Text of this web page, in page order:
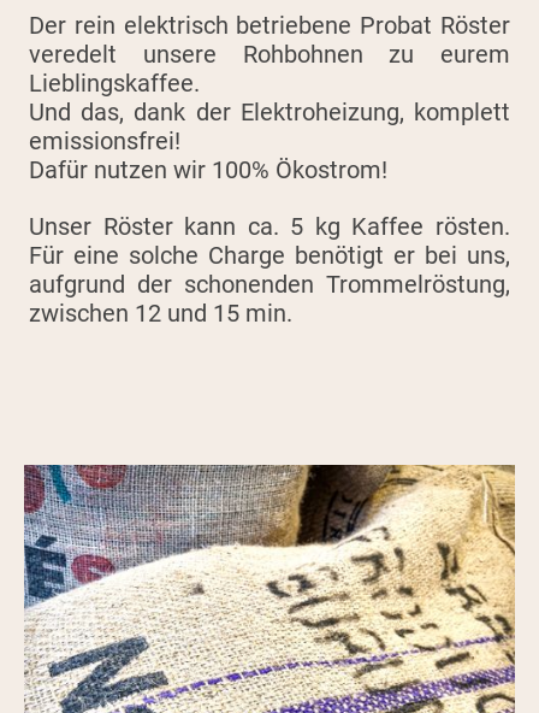
Der rein elektrisch betriebene Probat Röster
veredelt unsere Rohbohnen zu eurem
Lieblingskaffee.
Und das, dank der Elektroheizung, komplett
emissionsfrei!
Dafür nutzen wir 100% Ökostrom!
Unser Röster kann ca. 5 kg Kaffee rösten.
Für eine solche Charge benötigt er bei uns,
aufgrund der schonenden Trommelröstung,
zwischen 12 und 15 min.